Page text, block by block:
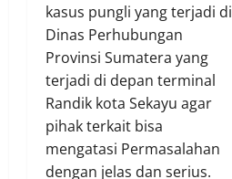
kasus pungli yang terjadi di
Dinas Perhubungan
Provinsi Sumatera yang
terjadi di depan terminal
Randik kota Sekayu agar
pihak terkait bisa
mengatasi Permasalahan
dengan jelas dan serius.